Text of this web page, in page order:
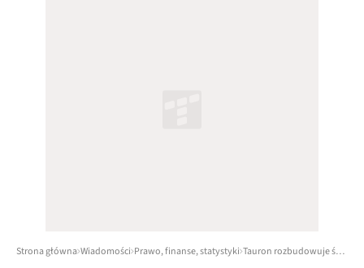
Strona główna Wiadomości Prawo, finanse, statystyki Tauron rozbudowuje światłowód i chwali się nowym wynikiem